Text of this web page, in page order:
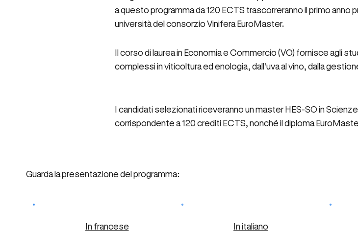
a questo programma da 120 ECTS trascorreranno il primo
università del consorzio Vinifera EuroMaster.
Il corso di laurea in Economia e Commercio (VO) fornisce agli
complessi in viticoltura ed enologia, dall'uva al vino, dalla
I candidati selezionati riceveranno un master HES-SO in
corrispondente a 120 crediti ECTS, nonché il diploma
Guarda la presentazione del programma:
In francese In italiano